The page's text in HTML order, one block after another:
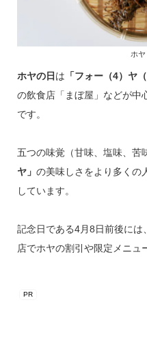
ホヤ
ホヤの日 は 「フォー（4）ヤ（
の飲食店「まぼ屋」などが中
です。
五つの味覚（甘味、塩味、苦
ヤ」 の美味しさをより多くの
しています。
記念日である4月8日前後に
店でホヤの割引や限定メニュ